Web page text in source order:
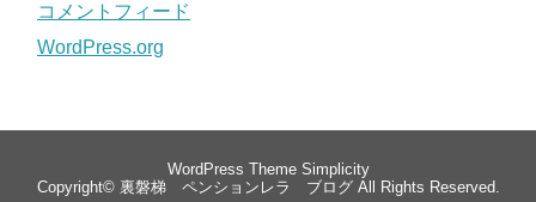
コメントフィード
WordPress.org
WordPress Theme Simplicity
Copyright© 裏磐梯 ペンションレラ ブログAll Rights Reserved.